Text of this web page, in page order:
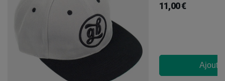
11,00 €